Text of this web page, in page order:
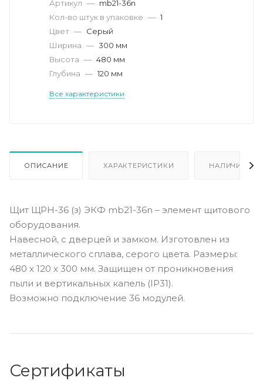
Артикул — mb21-36n
Кол-во штук в упаковке — 1
Цвет — Серый
Ширина — 300 мм
Высота — 480 мм
Глубина — 120 мм
Все характеристики
ОПИСАНИЕ ХАРАКТЕРИСТИКИ НАЛИЧИЕ
Щит ЩРН-36 (з) ЭКФ mb21-36n – элемент щитового
оборудования.
Навесной, с дверцей и замком. Изготовлен из
металлического сплава, серого цвета. Размеры:
480 х 120 х 300 мм. Защищен от проникновения
пыли и вертикальных капель (IP31).
Возможно подключение 36 модулей.
Сертификаты